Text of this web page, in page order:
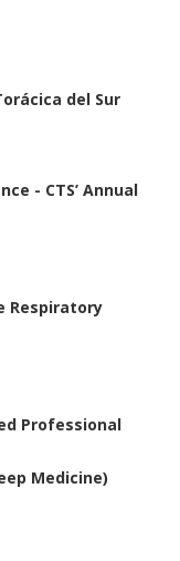
del Sur
- CTS’ Annual
Respiratory
Professional
Medicine)